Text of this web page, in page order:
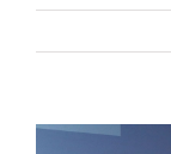
View